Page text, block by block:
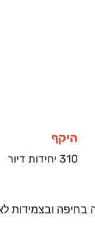
היקף
310 יחידות דיור